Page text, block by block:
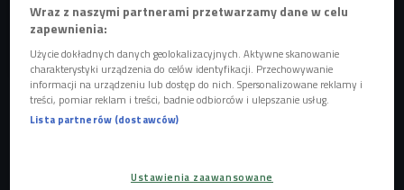
Wyświetl ten post na Instagramie
Post udostępniony przez Dinner Party (@dinnerparty)
Płyta"Watchu Bringing?"trafi do słuchaczy 7 sierpnia.
Wydawnictwo ukaże się nakładem
Empire
i będzie liczyć
lipca. Za oprawę graficzną ponownie odpowiada
Wraz z naszymi partnerami przetwarzamy dane w celu
zapewnienia:
Użycie dokładnych danych geolokalizacyjnych. Aktywne skanowanie
charakterystyki urządzenia do celów identyfikacji. Przechowywanie
informacji na urządzeniu lub dostęp do nich. Spersonalizowane reklamy i
treści, pomiar reklam i treści, badnie odbiorców i ulepszanie usług.
Lista partnerów (dostawców)
Ustawienia zaawansowane